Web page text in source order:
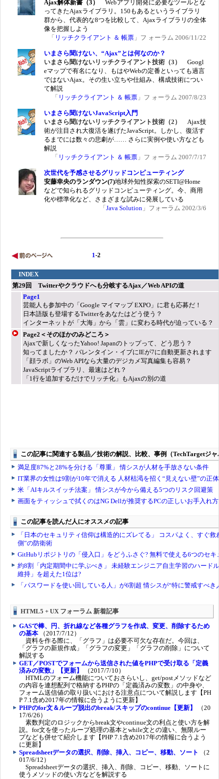
Ajax解体新書（3） Webアプリ開発に必要なツールとな
ってきたAjaxライブラリ。150もあるというライブラリ
群から、代表的な8つを比較して、Ajaxライブラリの全体
像を把握しよう
「 リッチクライアント ＆ 帳票 」フ ォーラム 2006/11/22
いまさら聞けない、“Ajax”とは何なのか？
いまさら聞けないリッチクライアント技術（3）
Googl
eマップで有名になり、もはやWebの定番といっても過言
ではないAjax。その生い立ちや仕組み、構成技術につい
て解説
「 リッチクライアント ＆ 帳票 」フ ォーラム 2007/8/23
いまさら聞けないJavaScript入門
いまさら聞けないリッチクライアント技術（2）
Ajax技
術が注目され大復活を遂げたJavaScript。しかし、復活す
るまでには数々の悲劇が…… さらに実例や使い方なども
解説
「 リッチクライアント ＆ 帳票 」フ ォーラム 2007/7/17
次世代を予感させるグリッドコンピューティング
安藤幸央のランダウン(7)地球外知性探索のSETI@Home
などで知られるグリッドコンピューティング。今、商用
化や標準化など、さまざまな試みに発展している
「 Java Solution 」フォーラム 2002/3/6
1-2
INDEX
第29回 Twitterやクラウドへも分岐するAjax／Web APIの道
Page1
芸能人も参加中の「Google マイマップ EXPO」に君も応募だ！
日本語版も登場するTwitterをあなたはどう使う？
インターネットが「大海」から「雲」に変わる時代が迫っている？
Page2＜そのほかのみどころ＞
Ajaxで新しくなったYahoo! Japanのトップって、どう思う？
知ってましたか？ バレンタイン・イブにIEが7に自動更新されます
「顔ラボ」のWeb APIなら大量のデジカメ写真編集も容易？
JavaScriptライブラリ、最速はどれ？
「1行を追加するだけでリッチ化」もAjaxの別の道
HTML5 + UX フォーラム 新着記事
GASで棒、円、折れ線など各種グラフを作成、変更、削除するため
の基本 （2017/7/12）
資料を作る際に、「グラフ」は必要不可欠な存在だ。今回は、
「グラフの新規作成」「グラフの変更」「グラフの削除」について
解説する
GET／POSTでフォームから送信された値をPHPで受け取る「定義
済みの変数」【更新】
（2017/7/10）
HTMLのフォーム機能についておさらいし、get/postメソッドなど
の内容を連想配列で格納するPHPの「定義済みの変数」の中身や、
フォーム送信値の取り扱いにおける注意点について解説します【PH
P 7.1含め2017年の情報に合うように更新】
PHPのfor文＆ループ脱出のbreak/スキップのcontinue【更新】
（20
17/6/26）
素数判定のロジックからbreak文やcontinue文の利点と使い方を解
説。for文を使ったループ処理の基本とwhile文との違い、無限ルー
プなども併せて紹介します【PHP 7.1含め2017年の情報に合うよう
に更新】
Spreadsheetデータの選択、削除、挿入、コピー、移動、ソート
（2
017/6/12）
Spreadsheetデータの選択、挿入、削除、コピー、移動、ソートに
使うメソッドの使い方などを解説する